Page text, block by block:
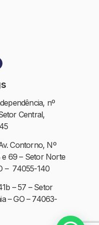
nº
Central,
Contorno, Nº
e 69 – Setor Norte
– 74055-140
– 57 – Setor
– GO – 74063-